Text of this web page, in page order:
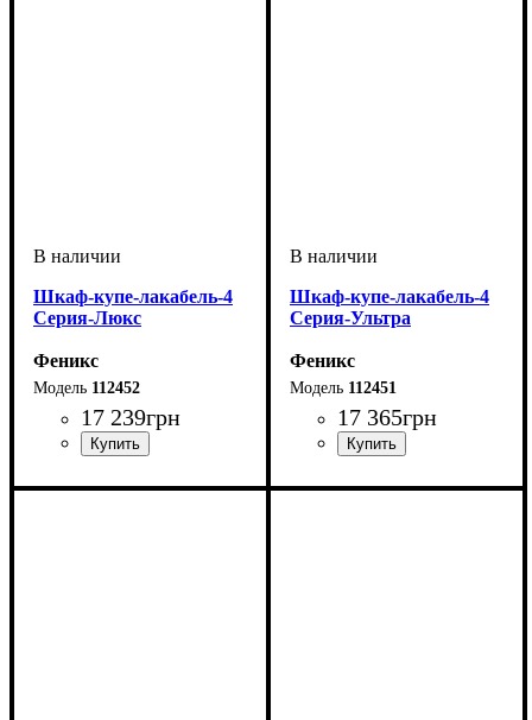
Шкаф-купе-лакабель-4
Серия-Люкс
Феникс
112452
17 239грн
Шкаф-купе-лакабель-4
Серия-Ультра
Феникс
112451
17 365грн